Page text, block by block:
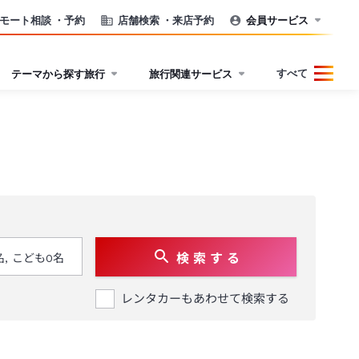
ート相談 ・予約 店舗検索 ・来店予約 会員サービス
テーマから探す旅行 旅行関連サービス すべて
検 索 す る
レンタカーもあわせて検索する